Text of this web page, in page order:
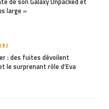
large »
: des fuites dévoilent
le surprenant rôle d’Eva